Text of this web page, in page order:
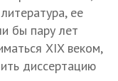
ее
бы пару лет
XIX веком,
диссертацию